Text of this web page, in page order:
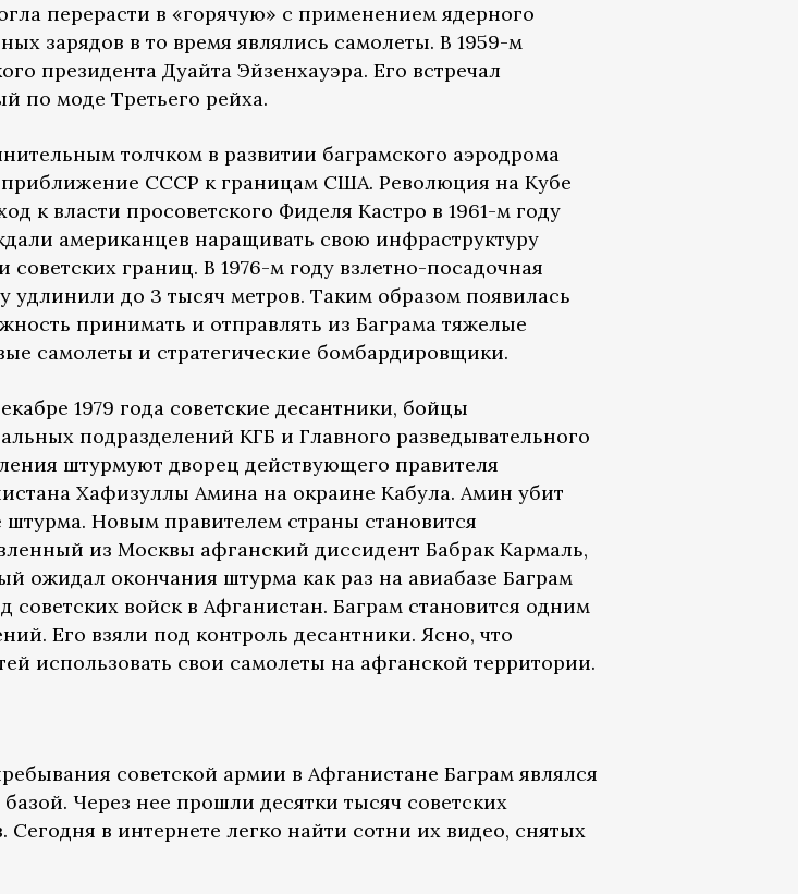
перерасти в «горячую» с применением ядерного
зарядов в то время являлись самолеты. В 1959-м
президента Дуайта Эйзенхауэра. Его встречал
по моде Третьего рейха.
толчком в развитии баграмского аэродрома
приближение СССР к границам США. Революция на Кубе
к власти просоветского Фиделя Кастро в 1961-м году
американцев наращивать свою инфраструктуру
советских границ. В 1976-м году взлетно-посадочная
удлинили до 3 тысяч метров. Таким образом появилась
принимать и отправлять из Баграма тяжелые
самолеты и стратегические бомбардировщики.
1979 года советские десантники, бойцы
подразделений КГБ и Главного разведывательного
штурмуют дворец действующего правителя
Хафизуллы Амина на окраине Кабула. Амин убит
штурма. Новым правителем страны становится
из Москвы афганский диссидент Бабрак Кармаль,
ожидал окончания штурма как раз на авиабазе Баграм
советских войск в Афганистан. Баграм становится одним
Его взяли под контроль десантники. Ясно, что
использовать свои самолеты на афганской территории.
советской армии в Афганистане Баграм являлся
Через нее прошли десятки тысяч советских
в интернете легко найти сотни их видео, снятых